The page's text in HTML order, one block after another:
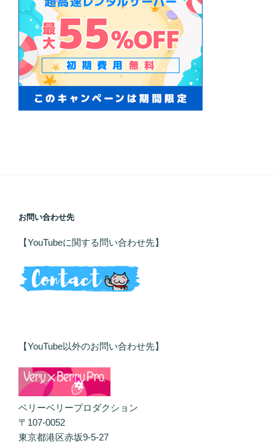
お問い合わせ先
【YouTubeに関する問い合わせ先】
【YouTube以外のお問い合わせ先】
ベリーベリープロダクション
〒107-0052
東京都港区赤坂9-5-27